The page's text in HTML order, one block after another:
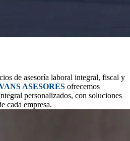
de asesoría laboral integral, fiscal y
ASESORES ofrecemos
personalizados, con soluciones
cada empresa.